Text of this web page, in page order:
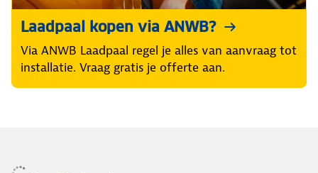
Laadpaal kopen via ANWB?
Via ANWB Laadpaal regel je alles van aanvraag tot
installatie. Vraag gratis je offerte aan.